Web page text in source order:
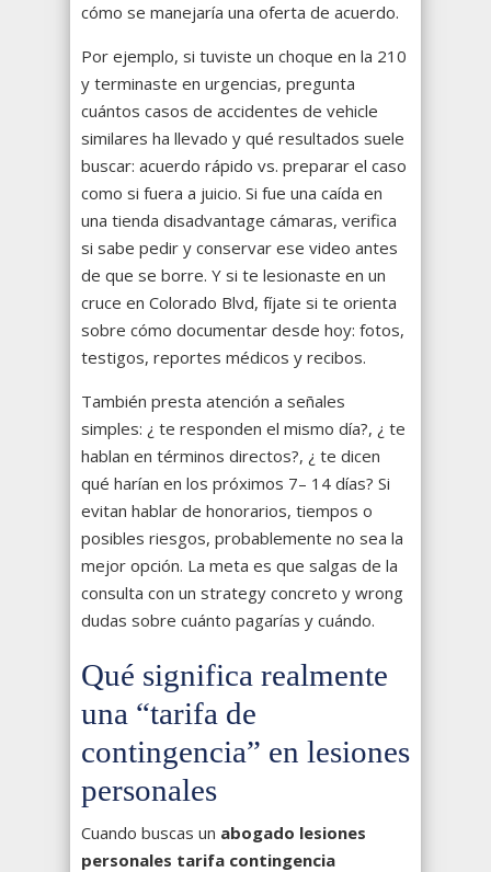
cómo se manejaría una oferta de acuerdo.
Por ejemplo, si tuviste un choque en la 210
y terminaste en urgencias, pregunta
cuántos casos de accidentes de vehicle
similares ha llevado y qué resultados suele
buscar: acuerdo rápido vs. preparar el caso
como si fuera a juicio. Si fue una caída en
una tienda disadvantage cámaras, verifica
si sabe pedir y conservar ese video antes
de que se borre. Y si te lesionaste en un
cruce en Colorado Blvd, fíjate si te orienta
sobre cómo documentar desde hoy: fotos,
testigos, reportes médicos y recibos.
También presta atención a señales
simples: ¿ te responden el mismo día?, ¿ te
hablan en términos directos?, ¿ te dicen
qué harían en los próximos 7– 14 días? Si
evitan hablar de honorarios, tiempos o
posibles riesgos, probablemente no sea la
mejor opción. La meta es que salgas de la
consulta con un strategy concreto y wrong
dudas sobre cuánto pagarías y cuándo.
Qué significa realmente
una “tarifa de
contingencia” en lesiones
personales
Cuando buscas un abogado lesiones
personales tarifa contingencia